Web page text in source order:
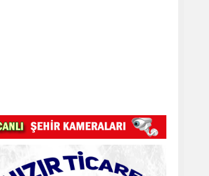
Pazar Kızkulesi tesislerinde proje
başladı